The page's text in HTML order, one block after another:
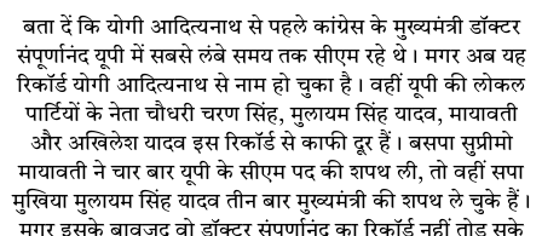
बता दें कि योगी आदित्यनाथ से पहले कांग्रेस के मुख्यमंत्री डॉक्टर
संपूर्णानंद यूपी में सबसे लंबे समय तक सीएम रहे थे। मगर अब यह
रिकॉर्ड योगी आदित्यनाथ से नाम हो चुका है। वहीं यूपी की लोकल
पार्टियों के नेता चौधरी चरण सिंह, मुलायम सिंह यादव, मायावती
और अखिलेश यादव इस रिकॉर्ड से काफी दूर हैं। बसपा सुप्रीमो
मायावती ने चार बार यूपी के सीएम पद की शपथ ली, तो वहीं सपा
मुखिया मुलायम सिंह यादव तीन बार मुख्यमंत्री की शपथ ले चुके हैं।
मगर इसके बावजूद वो डॉक्टर संपूर्णानंद का रिकॉर्ड नहीं तोड़ सके